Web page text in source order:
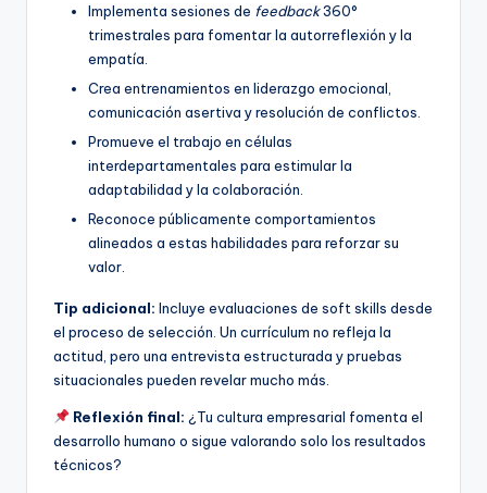
Implementa sesiones de feedback360°
trimestrales para fomentar la autorreflexión y la
empatía.
Crea entrenamientos en liderazgo emocional,
comunicación asertiva y resolución de conflictos.
Promueve el trabajo en células
interdepartamentales para estimular la
adaptabilidad y la colaboración.
Reconoce públicamente comportamientos
alineados a estas habilidades para reforzar su
valor.
Tip adicional: Incluye evaluaciones de soft skills desde
el proceso de selección. Un currículum no refleja la
actitud, pero una entrevista estructurada y pruebas
situacionales pueden revelar mucho más.
Reflexión final: ¿Tu cultura empresarial fomenta el
desarrollo humano o sigue valorando solo los resultados
técnicos?